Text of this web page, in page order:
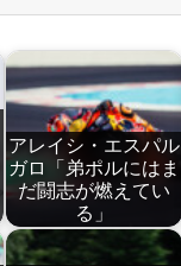
アレイシ・エスパル
ガロ「弟ポルにはま
だ闘志が燃えてい
る」